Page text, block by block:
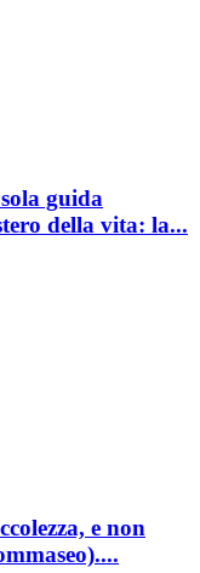
guida
della vita: la...
e non